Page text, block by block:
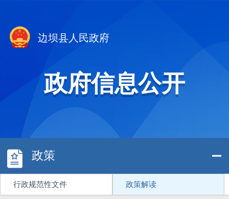
边坝县人民政府
政府信息公开
政策
行政规范性文件 政策解读